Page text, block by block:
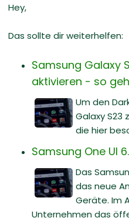
Hey,
Das sollte dir weiterhelfen:
Samsung Galaxy
aktivieren - so
Um den
Galaxy S23
die hier
Samsung One UI
Das
das neue
Geräte. Im
Unternehmen das